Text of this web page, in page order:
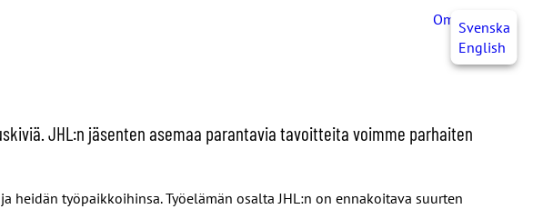
OmaJHLSvenska
English
JHL:n jäsenten asemaa parantavia tavoitteita voimme parhaiten
työpaikkoihinsa. Työelämän osalta JHL:n on ennakoitava suurten